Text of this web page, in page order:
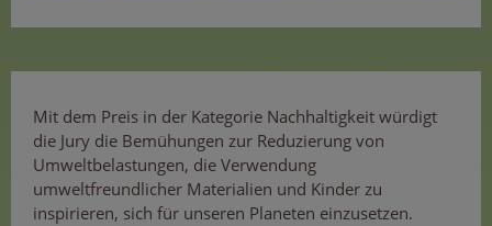
Mit dem Preis in der Kategorie Nachhaltigkeit würdigt
die Jury die Bemühungen zur Reduzierung von
Umweltbelastungen, die Verwendung
umweltfreundlicher Materialien und Kinder zu
inspirieren, sich für unseren Planeten einzusetzen.